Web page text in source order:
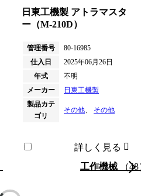
日東工機製 アトラマスタ
ー（M-210D）
管理番号
80-16985
仕入日
2025年06月26日
年式
不明
メーカー
日東工機製
製品カテ
ゴリ
その他、 その他
詳しく見る
工作機械 （